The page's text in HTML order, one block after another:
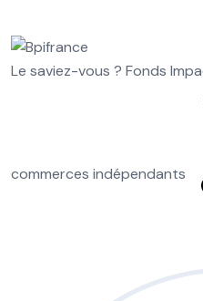
Le saviez-vous ? Fonds
commerces indépendants